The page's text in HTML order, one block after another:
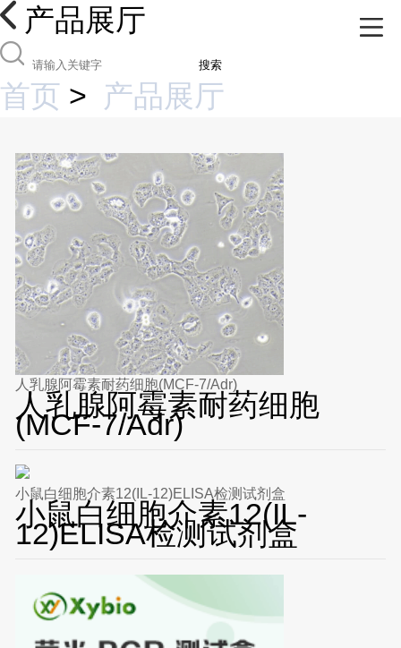
产品展厅
搜索
首页 > 产品展厅
人乳腺阿霉素耐药细胞(MCF-7/Adr)
人乳腺阿霉素耐药细胞
(MCF-7/Adr)
小鼠白细胞介素12(IL-12)ELISA检测试剂盒
小鼠白细胞介素12(IL-
12)ELISA检测试剂盒